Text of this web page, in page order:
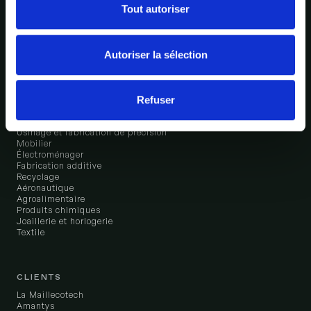
Tout autoriser
Autoriser la sélection
Refuser
Tour de contrôle de l'usine
Intégrations
Électronique
Usinage et fabrication de précision
Mobilier
Électroménager
Fabrication additive
Recyclage
Aéronautique
Agroalimentaire
Produits chimiques
Joaillerie et horlogerie
Textile
CLIENTS
La Maillecotech
Amantys